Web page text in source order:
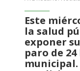
Este
la salud
exponer
paro de